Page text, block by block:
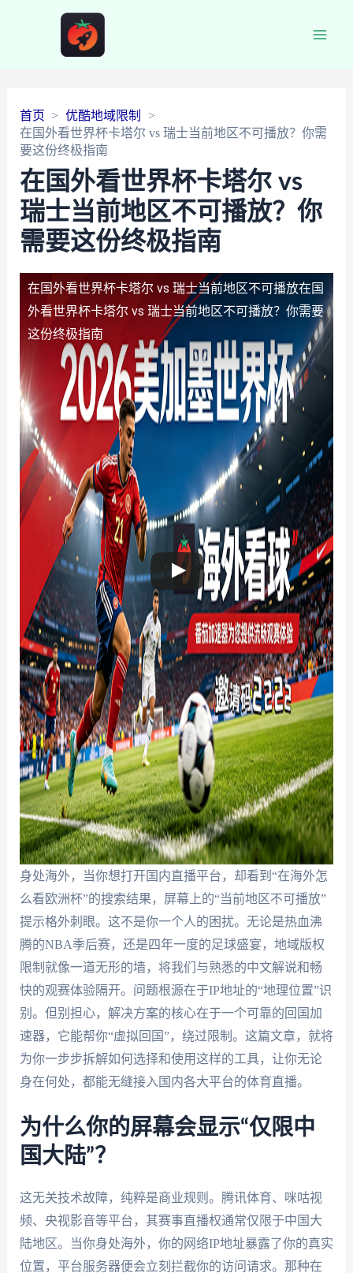
首页
优酷地域限制
在国外看世界杯卡塔尔 vs 瑞士当前地区不可播放？你需
要这份终极指南
在国外看世界杯卡塔尔 vs
瑞士当前地区不可播放？你
需要这份终极指南
在国外看世界杯卡塔尔 vs 瑞士当前地区不可播放在国
外看世界杯卡塔尔 vs 瑞士当前地区不可播放？你需要
这份终极指南
身处海外，当你想打开国内直播平台，却看到“在海外怎
么看欧洲杯”的搜索结果，屏幕上的“当前地区不可播放”
提示格外刺眼。这不是你一个人的困扰。无论是热血沸
腾的NBA季后赛，还是四年一度的足球盛宴，地域版权
限制就像一道无形的墙，将我们与熟悉的中文解说和畅
快的观赛体验隔开。问题根源在于IP地址的“地理位置”识
别。但别担心，解决方案的核心在于一个可靠的回国加
速器，它能帮你“虚拟回国”，绕过限制。这篇文章，就将
为你一步步拆解如何选择和使用这样的工具，让你无论
身在何处，都能无缝接入国内各大平台的体育直播。
为什么你的屏幕会显示“仅限中
国大陆”？
这无关技术故障，纯粹是商业规则。腾讯体育、咪咕视
频、央视影音等平台，其赛事直播权通常仅限于中国大
陆地区。当你身处海外，你的网络IP地址暴露了你的真实
位置，平台服务器便会立刻拦截你的访问请求。那种在